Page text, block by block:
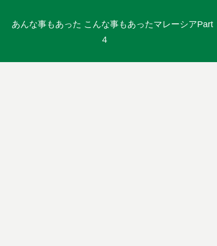
あんな事もあった こんな事もあったマレーシアPart
４